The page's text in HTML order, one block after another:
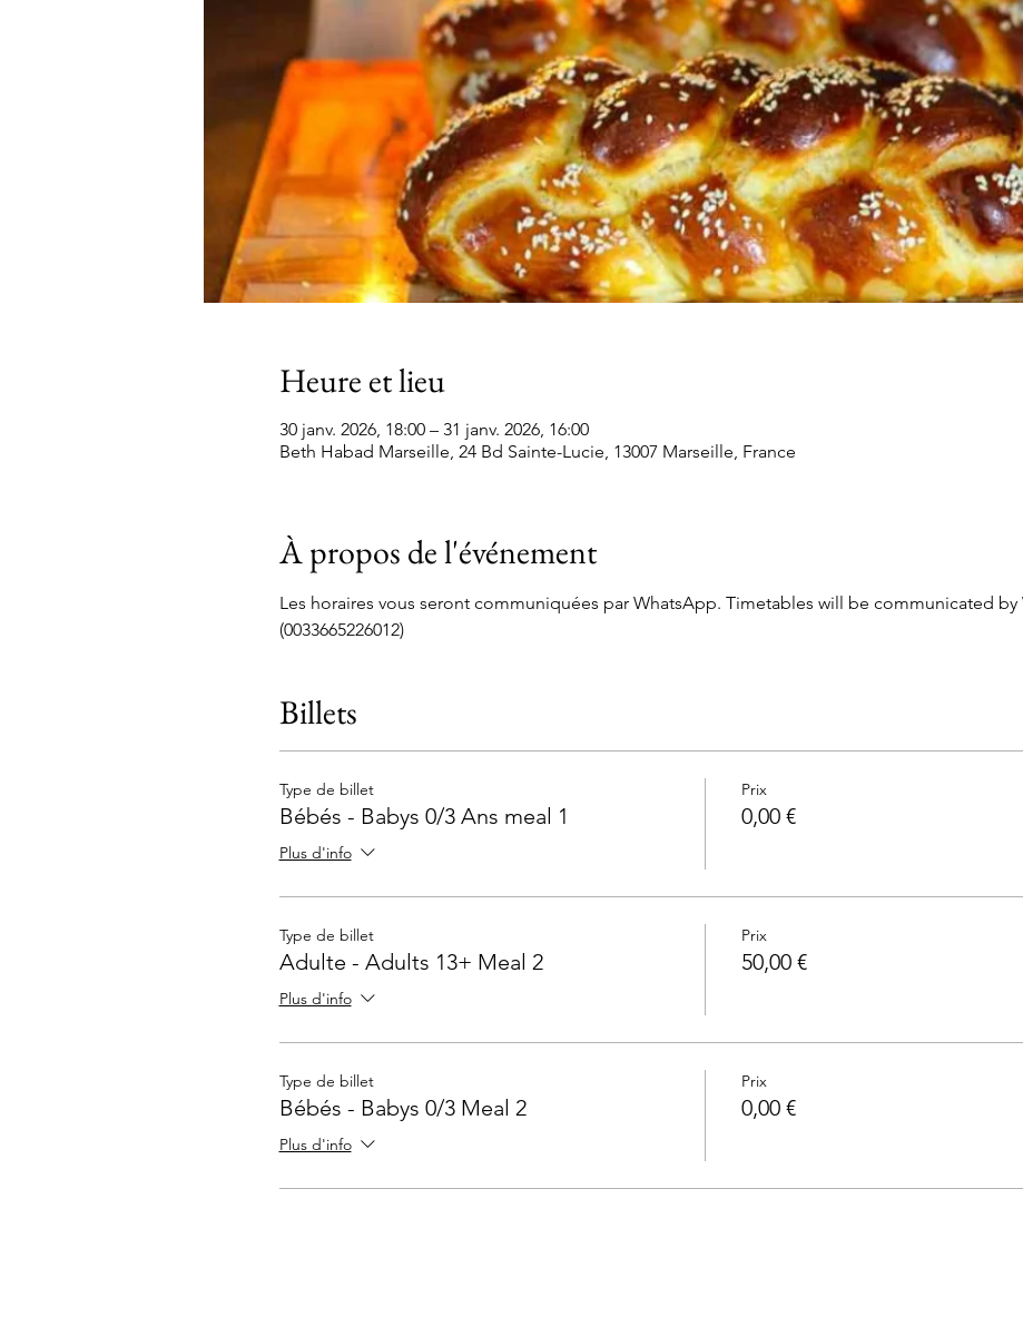
Heure et lieu
30 janv. 2026, 18:00 – 31 janv. 2026, 16:00
Beth Habad Marseille, 24 Bd Sainte-Lucie, 13007 Marseille, France
À propos de l'événement
Les horaires vous seront communiquées par WhatsApp. Timetables will be communicated by
(0033665226012)
Billets
Type de billet
Bébés - Babys 0/3 Ans meal 1
Plus d'info
Prix
0,00 €
Type de billet
Adulte - Adults 13+ Meal 2
Plus d'info
Prix
50,00 €
Type de billet
Bébés - Babys 0/3 Meal 2
Plus d'info
Prix
0,00 €